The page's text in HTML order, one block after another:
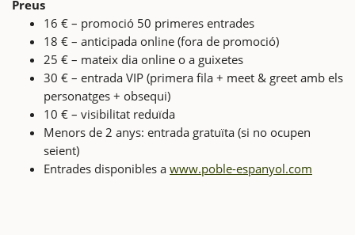
Preus
16 € – promoció 50 primeres entrades
18 € – anticipada online (fora de promoció)
25 € – mateix dia online o a guixetes
30 € – entrada VIP (primera fila + meet & greet amb els
personatges + obsequi)
10 € – visibilitat reduïda
Menors de 2 anys: entrada gratuïta (si no ocupen
seient)
Entrades disponibles a www.poble-espanyol.com